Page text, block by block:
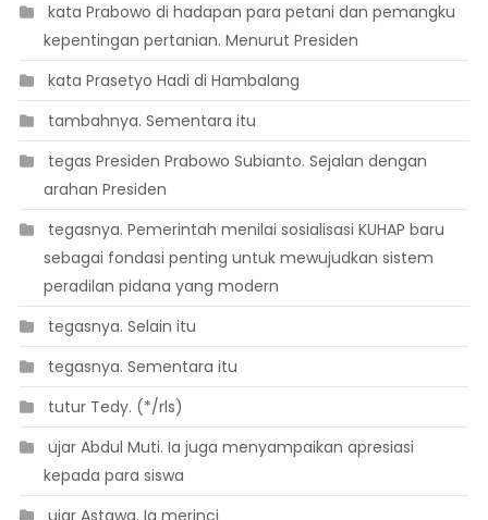
 kata Prabowo di hadapan para petani dan pemangku
kepentingan pertanian. Menurut Presiden
 kata Prasetyo Hadi di Hambalang
 tambahnya. Sementara itu
 tegas Presiden Prabowo Subianto. Sejalan dengan
arahan Presiden
 tegasnya. Pemerintah menilai sosialisasi KUHAP baru
sebagai fondasi penting untuk mewujudkan sistem
peradilan pidana yang modern
 tegasnya. Selain itu
 tegasnya. Sementara itu
 tutur Tedy. (*/rls)
 ujar Abdul Muti. Ia juga menyampaikan apresiasi
kepada para siswa